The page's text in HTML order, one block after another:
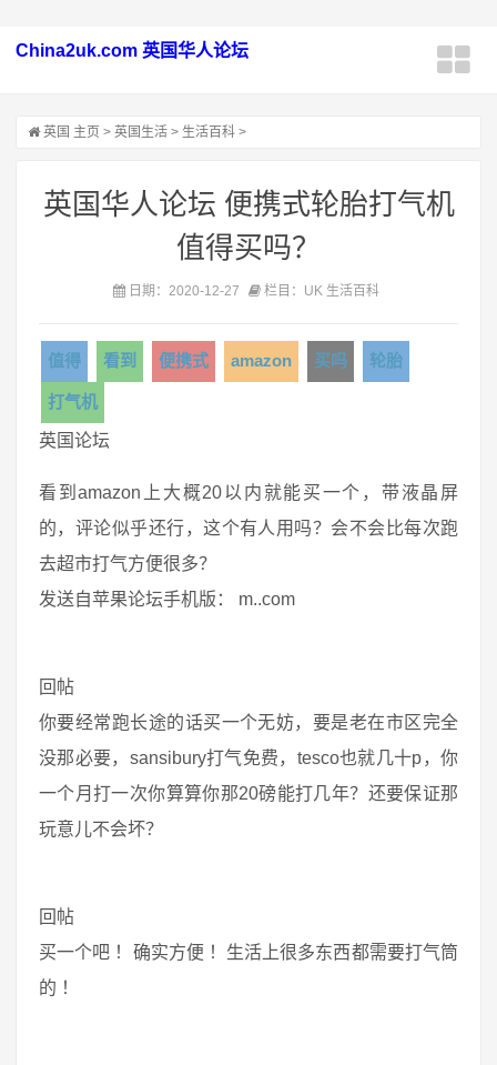
China2uk.com 英国华人论坛
英国 主页 > 英国生活 > 生活百科 >
英国华人论坛 便携式轮胎打气机
值得买吗？
日期：2020-12-27 栏目：UK 生活百科
值得 看到 便携式 amazon 买吗 轮胎
打气机
英国论坛
看到amazon上大概20以内就能买一个，带液晶屏
的，评论似乎还行，这个有人用吗？会不会比每次跑
去超市打气方便很多？
发送自苹果论坛手机版： m..com
回帖
你要经常跑长途的话买一个无妨，要是老在市区完全
没那必要，sansibury打气免费，tesco也就几十p，你
一个月打一次你算算你那20磅能打几年？还要保证那
玩意儿不会坏？
回帖
买一个吧 ！确实方便 ！生活上很多东西都需要打气筒
的 ！